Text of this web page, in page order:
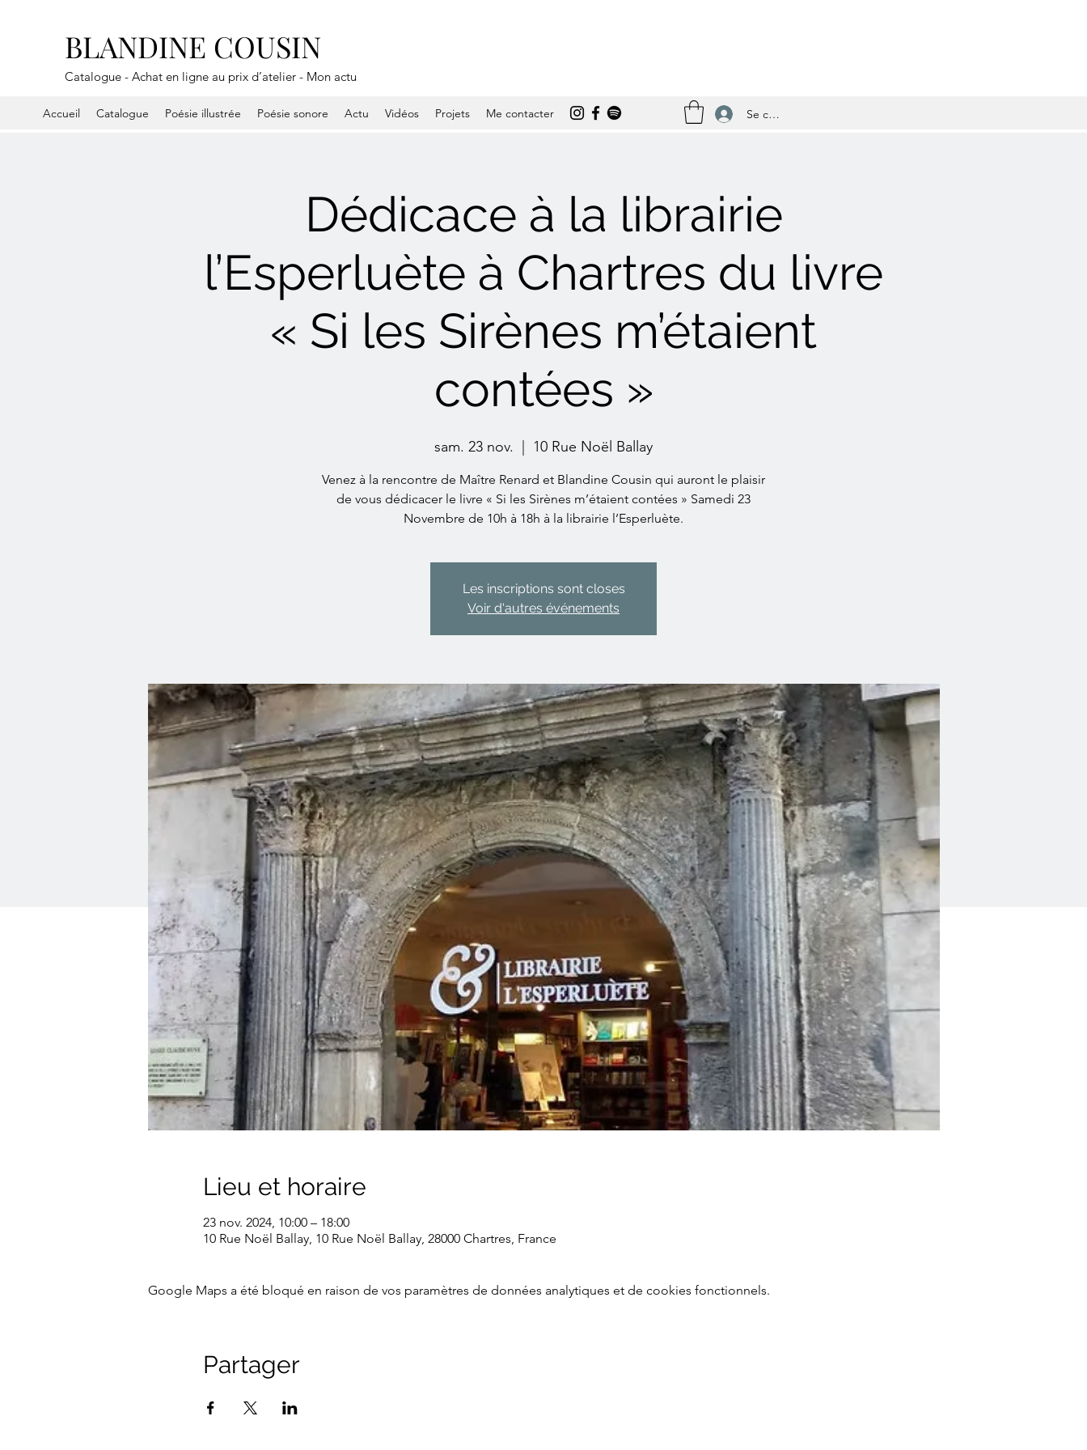
BLANDINE COUSIN
Catalogue - Achat en ligne au prix d’atelier - Mon actu
Accueil Catalogue Poésie illustrée Poésie sonore Actu Vidéos Projets Me contacter Se connecter
Dédicace à la librairie
l’Esperluète à Chartres du livre
« Si les Sirènes m’étaient
contées »
sam. 23 nov.
  |
10 Rue Noël Ballay
Venez à la rencontre de Maître Renard et Blandine Cousin qui auront le plaisir
de vous dédicacer le livre « Si les Sirènes m’étaient contées » Samedi 23
Novembre de 10h à 18h à la librairie l’Esperluète.
Les inscriptions sont closes
Voir d'autres événements
Lieu et horaire
23 nov. 2024, 10:00 – 18:00
10 Rue Noël Ballay, 10 Rue Noël Ballay, 28000 Chartres, France
Google Maps a été bloqué en raison de vos paramètres de données analytiques et de cookies fonctionnels.
Partager